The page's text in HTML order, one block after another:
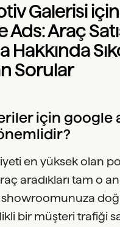
Galerisi için
Araç
Hakkında
Sorular
için google
en yüksek olan
aradıkları tam o
showroomunuza
bir müşteri trafiği